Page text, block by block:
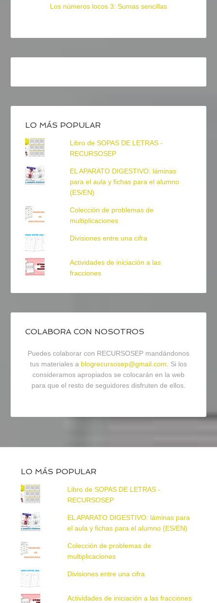
Los números locos 3: Sumas sencillas
LO MÁS POPULAR
Libro de SOPAS DE LETRAS -
RECURSOSEP
EL APARATO DIGESTIVO: láminas
para el aula y fichas para el alumno
(ES/EN)
Colección de problemas de
multiplicaciones
Divisiones entre una cifra
Actividades de iniciación a las
fracciones
COLABORA CON NOSOTROS
Puedes colaborar con RECURSOSEP mandándonos
tus materiales a blogrecursosep@gmail.com . Si los
consideramos apropiados se colocarán en la web
para que el resto de seguidores disfruten de ellos.
LO MÁS POPULAR
Libro de SOPAS DE LETRAS -
RECURSOSEP
EL APARATO DIGESTIVO: láminas para
el aula y fichas para el alumno (ES/EN)
Colección de problemas de
multiplicaciones
Divisiones entre una cifra
Actividades de iniciación a las fracciones